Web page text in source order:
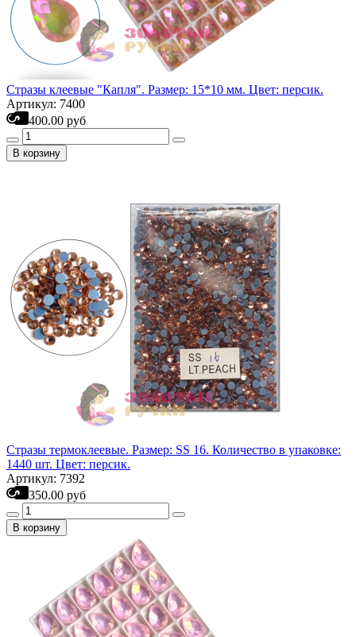
Стразы клеевые "Капля". Размер: 15*10 мм. Цвет: персик.
Артикул: 7400
400.00 руб
В корзину
Стразы термоклеевые. Размер: SS 16. Количество в упаковке:
1440 шт. Цвет: персик.
Артикул: 7392
350.00 руб
В корзину